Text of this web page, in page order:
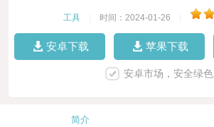
工具 时间：2024-01-26
安卓下载 苹果下载
安卓市场，安全绿色
简介